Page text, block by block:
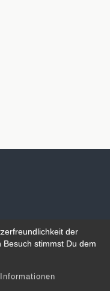
der
stimmst Du dem